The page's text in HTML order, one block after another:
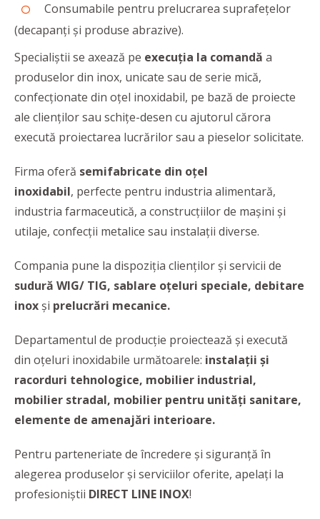
Consumabile pentru prelucrarea suprafețelor
(decapanți și produse abrazive).
Specialiștii se axează pe execuția la comandă a
produselor din inox, unicate sau de serie mică,
confecționate din oțel inoxidabil, pe bază de proiecte
ale clienților sau schițe-desen cu ajutorul cărora
execută proiectarea lucrărilor sau a pieselor solicitate.
Firma oferă semifabricate din oţel
inoxidabil, perfecte pentru industria alimentară,
industria farmaceutică, a construcţiilor de maşini şi
utilaje, confecţii metalice sau instalaţii diverse.
Compania pune la dispoziția clienților și servicii de
sudură WIG/ TIG, sablare oțeluri speciale, debitare
inox și prelucrări mecanice.
Departamentul de producție proiectează și execută
din oțeluri inoxidabile următoarele: instalații și
racorduri tehnologice, mobilier industrial,
mobilier stradal, mobilier pentru unități sanitare,
elemente de amenajări interioare.
Pentru parteneriate de încredere și siguranță în
alegerea produselor și serviciilor oferite, apelați la
profesioniștii DIRECT LINE INOX!